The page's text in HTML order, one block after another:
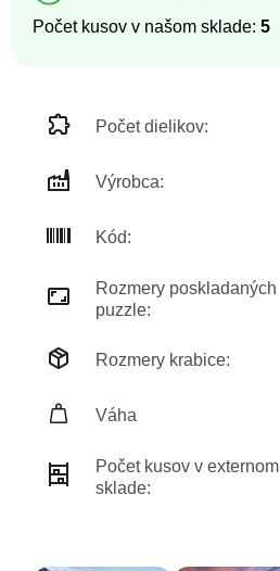
Počet kusov v našom sklade: 5
Počet dielikov:
Výrobca:
Kód:
Rozmery poskladaných
puzzle:
Rozmery krabice:
Váha
Počet kusov v externom
sklade: